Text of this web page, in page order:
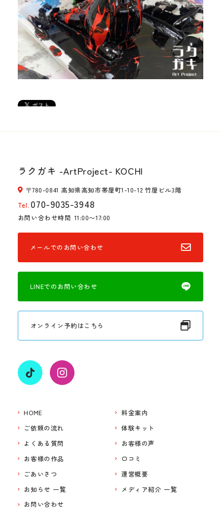
ラクガキ -ArtProject- KOCHI
〒780-0841 高知県高知市帯屋町1-10-12 竹屋ビル3階
Tel. 070-9035-3948
お問い合わせ時間 11:00〜17:00
メールでのお問い合わせ
LINEでのお問い合わせ
オンライン予約はこちら
HOME
料金案内
ご依頼の流れ
体験キット
よくある質問
お客様の声
お客様の作品
口コミ
ごあいさつ
運営概要
お知らせ 一覧
メディア紹介 一覧
お問い合わせ